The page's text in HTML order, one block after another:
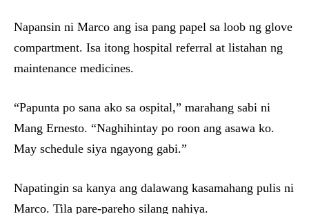
Napansin ni Marco ang isa pang papel sa loob ng glove
compartment. Isa itong hospital referral at listahan ng
maintenance medicines.
“Papunta po sana ako sa ospital,” marahang sabi ni
Mang Ernesto. “Naghihintay po roon ang asawa ko.
May schedule siya ngayong gabi.”
Napatingin sa kanya ang dalawang kasamahang pulis ni
Marco. Tila pare-pareho silang nahiya.